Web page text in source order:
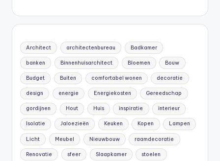
Architect architectenbureau Badkamer
banken Binnenhuisarchitect Bloemen Bouw
Budget Buiten comfortabel wonen decoratie
design energie Energiekosten Gereedschap
gordijnen Hout Huis inspiratie interieur
Isolatie Jaloezieën Keuken Kopen Lampen
Licht Meubel Nieuwbouw raamdecoratie
Renovatie sfeer Slaapkamer stoelen